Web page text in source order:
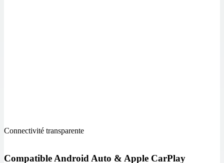
Connectivité transparente
Compatible Android Auto & Apple CarPlay